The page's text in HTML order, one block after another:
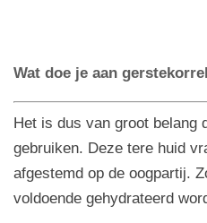
Wat doe je aan
Het is dus van groot belang
gebruiken. Deze tere huid
afgestemd op de oogpartij.
voldoende gehydrateerd